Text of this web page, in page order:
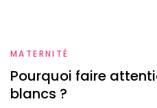
MATERNITÉ
Pourquoi faire
blancs ?